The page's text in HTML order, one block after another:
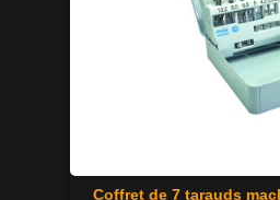
Coffret de 7 tarauds